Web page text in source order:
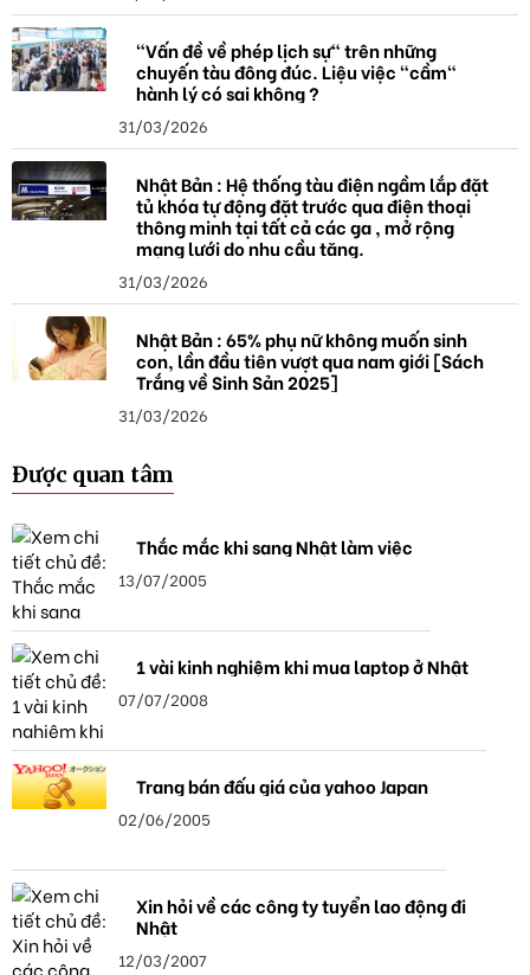
"Vấn đề về phép lịch sự" trên những
chuyến tàu đông đúc. Liệu việc "cầm"
hành lý có sai không ?
31/03/2026
Nhật Bản : Hệ thống tàu điện ngầm lắp đặt
tủ khóa tự động đặt trước qua điện thoại
thông minh tại tất cả các ga , mở rộng
mạng lưới do nhu cầu tăng.
31/03/2026
Nhật Bản : 65% phụ nữ không muốn sinh
con, lần đầu tiên vượt qua nam giới [Sách
Trắng về Sinh Sản 2025]
31/03/2026
Được quan tâm
Thắc mắc khi sang Nhật làm việc
13/07/2005
1 vài kinh nghiệm khi mua laptop ở Nhật
07/07/2008
Trang bán đấu giá của yahoo Japan
02/06/2005
Xin hỏi về các công ty tuyển lao động đi
Nhật
12/03/2007